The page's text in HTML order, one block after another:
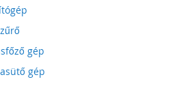
gép
gép